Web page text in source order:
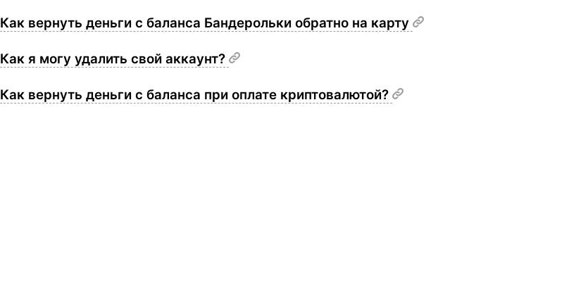
Как вернуть деньги с баланса Бандерольки обратно на карту
Как я могу удалить свой аккаунт?
Как вернуть деньги с баланса при оплате криптовалютой?